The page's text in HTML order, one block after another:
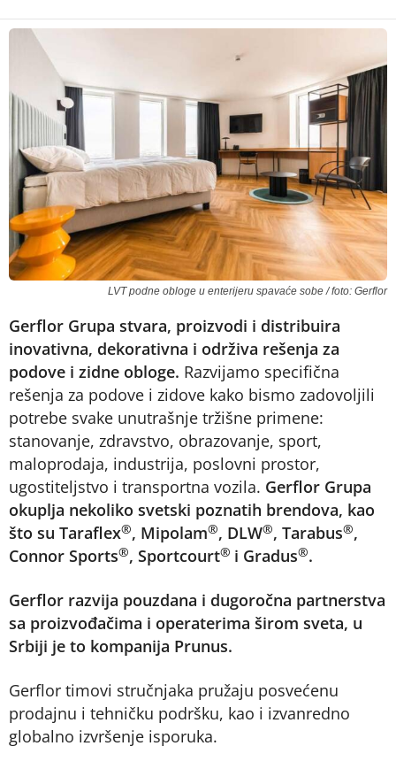
LVT podne obloge u enterijeru spavaće sobe / foto: Gerflor
Gerflor Grupa stvara, proizvodi i distribuira
inovativna, dekorativna i održiva rešenja za
podove i zidne obloge. Razvijamo specifična
rešenja za podove i zidove kako bismo zadovoljili
potrebe svake unutrašnje tržišne primene:
stanovanje, zdravstvo, obrazovanje, sport,
maloprodaja, industrija, poslovni prostor,
ugostiteljstvo i transportna vozila. Gerflor Grupa
okuplja nekoliko svetski poznatih brendova, kao
što su Taraflex®, Mipolam®, DLW®, Tarabus®,
Connor Sports®, Sportcourt® i Gradus®.
Gerflor razvija pouzdana i dugoročna partnerstva
sa proizvođačima i operaterima širom sveta, u
Srbiji je to kompanija Prunus.
Gerflor timovi stručnjaka pružaju posvećenu
prodajnu i tehničku podršku, kao i izvanredno
globalno izvršenje isporuka.